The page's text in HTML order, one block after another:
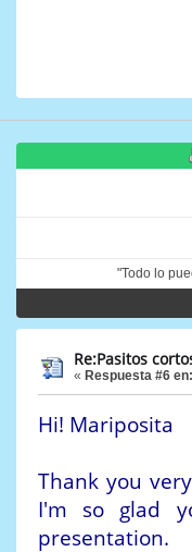
"Todo lo
Re:Pasitos
« Respuesta #6 en:
Hi! Mariposita
Thank you
I'm so glad
presentation.